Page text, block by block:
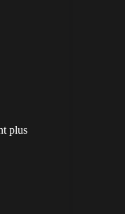
plus